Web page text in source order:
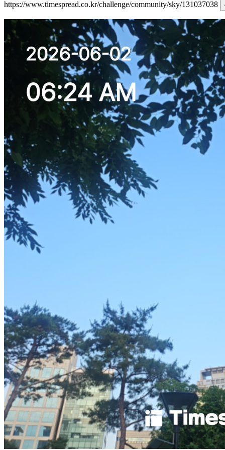
https://www.timespread.co.kr/challenge/community/sky/131037038